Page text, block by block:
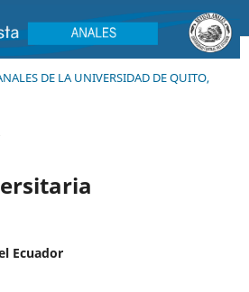
DE LA UNIVERSIDAD DE QUITO,
Ecuador